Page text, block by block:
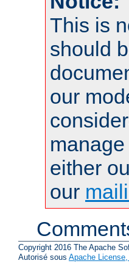
This is
should
our
either
our
Copyright 2016 The Apache
Autorisé sous Apache